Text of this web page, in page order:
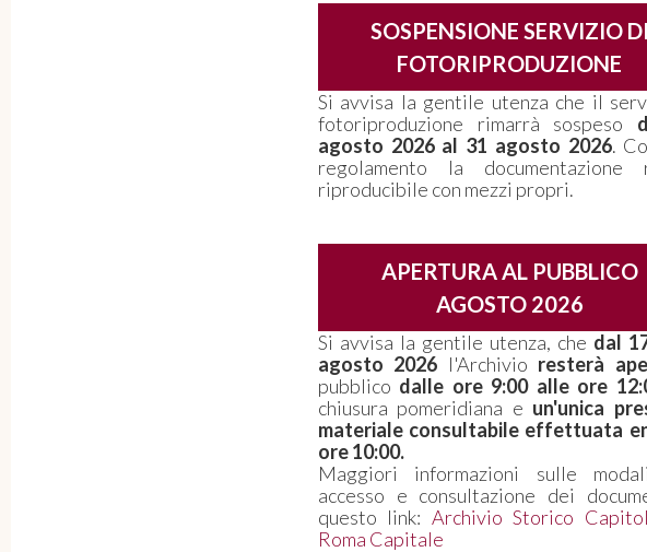
SOSPENSIONE SERVIZIO DI
FOTORIPRODUZIONE
Si avvisa la gentile utenza che il
fotoriproduzione rimarrà sospeso
agosto 2026 al 31 agosto 2026.
regolamento la documentazione
riproducibile con mezzi propri.
APERTURA AL PUBBLICO
AGOSTO 2026
Si avvisa la gentile utenza, che dal
agosto 2026 l'Archivio resterà
pubblico dalle ore 9:00 alle ore
chiusura pomeridiana e un'unica
materiale consultabile effettuata
ore 10:00.
Maggiori informazioni sulle
accesso e consultazione dei
questo link: Archivio Storico
Roma Capitale